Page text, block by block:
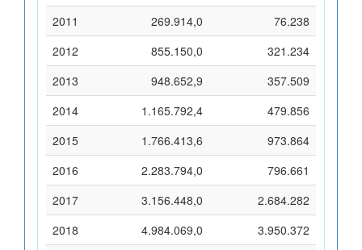
2011
269.914,0
76.238
2012
855.150,0
321.234
2013
948.652,9
357.509
2014
1.165.792,4
479.856
2015
1.766.413,6
973.864
2016
2.283.794,0
796.661
2017
3.156.448,0
2.684.282
2018
4.984.069,0
3.950.372